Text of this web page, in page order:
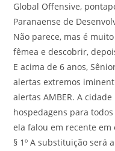
Global Offensive,
Paranaense de
Não parece, mas é
fêmea e descobrir,
E acima de 6 anos,
alertas extremos
alertas AMBER. A
hospedagens para
ela falou em recente
§ 1º A substituição será